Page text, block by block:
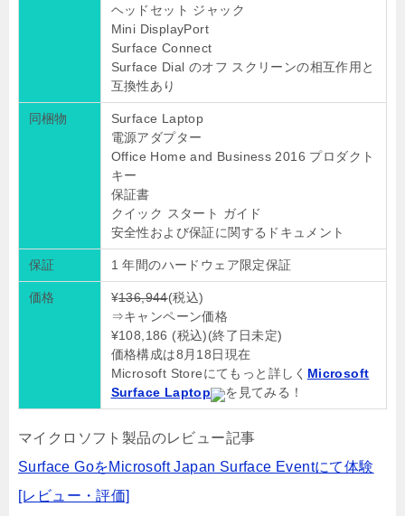
ヘッドセット ジャック
Mini DisplayPort
Surface Connect
Surface Dial のオフ スクリーンの相互作用と
互換性あり
同梱物
Surface Laptop
電源アダプター
Office Home and Business 2016 プロダクト
キー
保証書
クイック スタート ガイド
安全性および保証に関するドキュメント
保証 1 年間のハードウェア限定保証
価格 ¥136,944(税込)
⇒キャンペーン価格
¥108,186 (税込)(終了日未定)
価格構成は8月18日現在
Microsoft Storeにてもっと詳しく Microsoft
Surface Laptop
を見てみる！
マイクロソフト製品のレビュー記事
Surface GoをMicrosoft Japan Surface Eventにて体験
[レビュー・評価]